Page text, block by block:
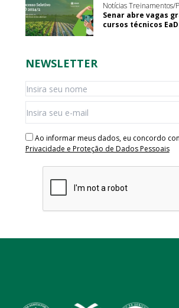
Notícias Treinamentos/
Senar abre vagas
cursos técnicos EaD
NEWSLETTER
Ao informar meus dados, eu concordo
Privacidade e Proteção de Dados Pessoais